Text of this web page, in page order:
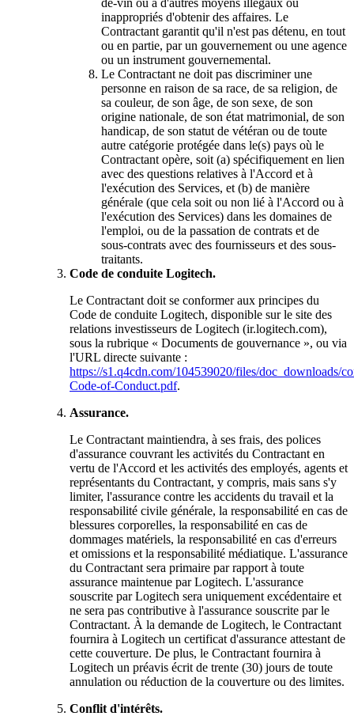
de-vin ou à d'autres moyens illégaux ou
inappropriés d'obtenir des affaires. Le
Contractant garantit qu'il n'est pas détenu, en tout
ou en partie, par un gouvernement ou une agence
ou un instrument gouvernemental.
Le Contractant ne doit pas discriminer une
personne en raison de sa race, de sa religion, de
sa couleur, de son âge, de son sexe, de son
origine nationale, de son état matrimonial, de son
handicap, de son statut de vétéran ou de toute
autre catégorie protégée dans le(s) pays où le
Contractant opère, soit (a) spécifiquement en lien
avec des questions relatives à l'Accord et à
l'exécution des Services, et (b) de manière
générale (que cela soit ou non lié à l'Accord ou à
l'exécution des Services) dans les domaines de
l'emploi, ou de la passation de contrats et de
sous-contrats avec des fournisseurs et des sous-
traitants.
Code de conduite Logitech.
Le Contractant doit se conformer aux principes du
Code de conduite Logitech, disponible sur le site des
relations investisseurs de Logitech (ir.logitech.com),
sous la rubrique « Documents de gouvernance », ou via
l'URL directe suivante :
https://s1.q4cdn.com/104539020/files/doc_downloads/
Code-of-Conduct.pdf.
Assurance.
Le Contractant maintiendra, à ses frais, des polices
d'assurance couvrant les activités du Contractant en
vertu de l'Accord et les activités des employés, agents et
représentants du Contractant, y compris, mais sans s'y
limiter, l'assurance contre les accidents du travail et la
responsabilité civile générale, la responsabilité en cas de
blessures corporelles, la responsabilité en cas de
dommages matériels, la responsabilité en cas d'erreurs
et omissions et la responsabilité médiatique. L'assurance
du Contractant sera primaire par rapport à toute
assurance maintenue par Logitech. L'assurance
souscrite par Logitech sera uniquement excédentaire et
ne sera pas contributive à l'assurance souscrite par le
Contractant. À la demande de Logitech, le Contractant
fournira à Logitech un certificat d'assurance attestant de
cette couverture. De plus, le Contractant fournira à
Logitech un préavis écrit de trente (30) jours de toute
annulation ou réduction de la couverture ou des limites.
Conflit d'intérêts.